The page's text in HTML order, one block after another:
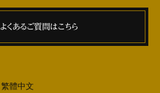
よくあるご質問はこちら
繁體中文